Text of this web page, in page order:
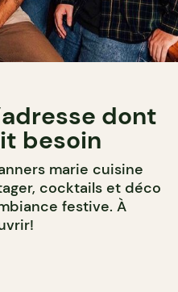
dont
besoin
marie cuisine
cocktails et déco
festive. À